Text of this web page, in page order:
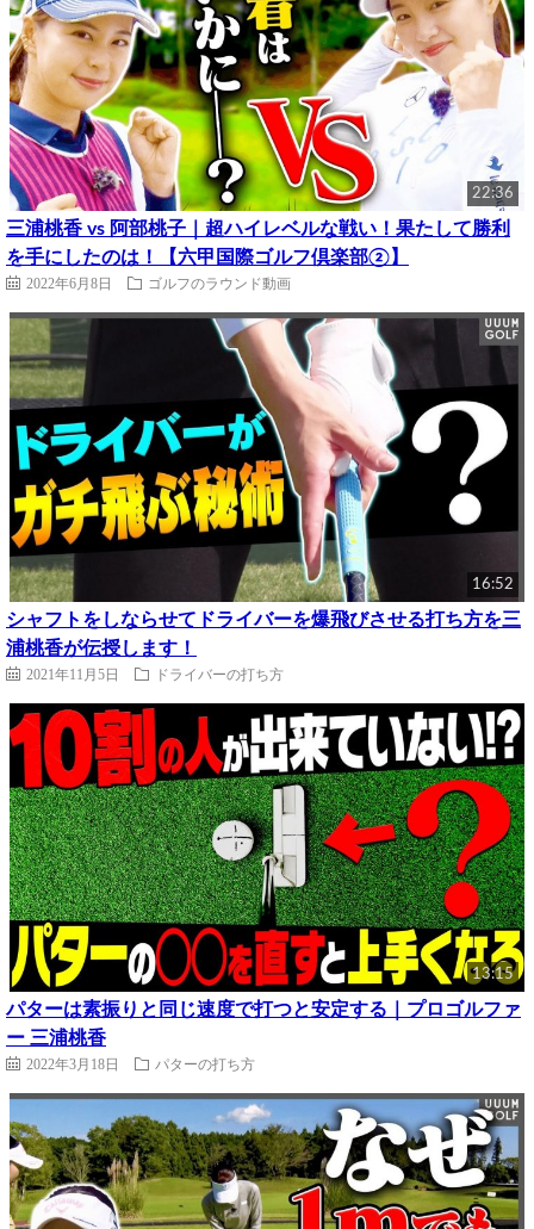
22:36
三浦桃香 vs 阿部桃子｜超ハイレベルな戦い！果たして勝利
を手にしたのは！【六甲国際ゴルフ倶楽部②】
2022年6月8日 ゴルフのラウンド動画
16:52
シャフトをしならせてドライバーを爆飛びさせる打ち方を三
浦桃香が伝授します！
2021年11月5日 ドライバーの打ち方
13:15
パターは素振りと同じ速度で打つと安定する｜プロゴルファ
ー 三浦桃香
2022年3月18日 パターの打ち方